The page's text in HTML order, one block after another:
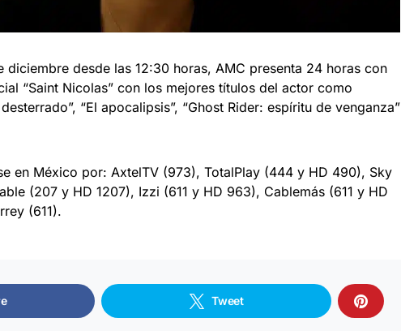
diciembre desde las 12:30 horas, AMC presenta 24 horas con
“Saint Nicolas” con los mejores títulos del actor como
“El apocalipsis”, “Ghost Rider: espíritu de venganza”
en México por: AxtelTV (973), TotalPlay (444 y HD 490), Sky
(207 y HD 1207), Izzi (611 y HD 963), Cablemás (611 y HD
(611).
Tweet